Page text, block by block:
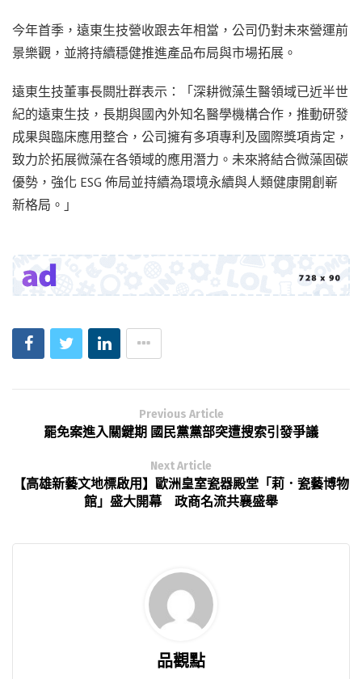
今年首季，遠東生技營收跟去年相當，公司仍對未來營運前
景樂觀，並將持續穩健推進產品布局與市場拓展。
遠東生技董事長闕壯群表示：「深耕微藻生醫領域已近半世
紀的遠東生技，長期與國內外知名醫學機構合作，推動研發
成果與臨床應用整合，公司擁有多項專利及國際獎項肯定，
致力於拓展微藻在各領域的應用潛力。未來將結合微藻固碳
優勢，強化 ESG 佈局並持續為環境永續與人類健康開創嶄
新格局。」
Previous Article
罷免案進入關鍵期 國民黨黨部突遭搜索引發爭議
Next Article
【高雄新藝文地標啟用】歐洲皇室瓷器殿堂「莉．瓷藝博物
館」盛大開幕 政商名流共襄盛舉
品觀點